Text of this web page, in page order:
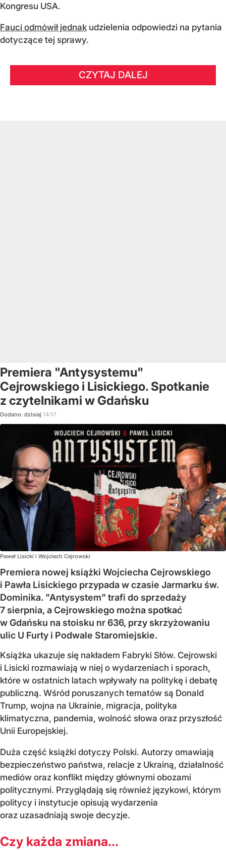
Kongresu USA.
Fauci odmówił jednak udzielenia odpowiedzi na pytania
dotyczące tej sprawy.
CZYTAJ DALEJ
Premiera "Antysystemu"
Cejrowskiego i Lisickiego. Spotkanie
z czytelnikami w Gdańsku
Dodano: dzisiaj 14:17
Paweł Lisicki i Wojciech Cejrowski
Premiera nowej książki Wojciecha Cejrowskiego
i Pawła Lisickiego przypada w czasie Jarmarku św.
Dominika. "Antysystem" trafi do sprzedaży
7 sierpnia, a Cejrowskiego można spotkać
w Gdańsku na stoisku nr 636, przy skrzyżowaniu
ulic U Furty i Podwale Staromiejskie.
Książka ukazuje się nakładem Fabryki Słów. Cejrowski
i Lisicki rozmawiają w niej o wydarzeniach i sporach,
które w ostatnich latach wpływały na politykę i debatę
publiczną. Wśród poruszanych tematów są Donald
Trump, wojna na Ukrainie, migracja, polityka
klimatyczna, pandemia, wolność słowa oraz przyszłość
Unii Europejskiej.
Duża część książki dotyczy Polski. Autorzy omawiają
bezpieczeństwo państwa, relacje z Ukrainą, działalność
mediów oraz konflikt między głównymi obozami
politycznymi. Przyglądają się również językowi, którym
politycy i instytucje opisują wydarzenia
oraz uzasadniają swoje decyzje.
Czy każda zmiana...